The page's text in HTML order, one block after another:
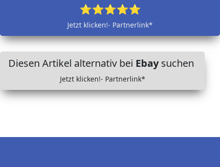
⭐⭐⭐⭐⭐
Jetzt klicken!- Partnerlink*
Diesen Artikel alternativ bei Ebaysuchen
Jetzt klicken!- Partnerlink*